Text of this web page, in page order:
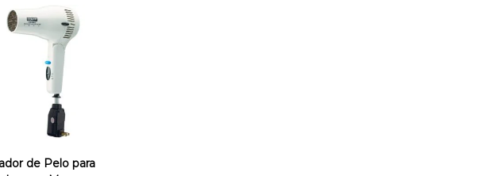
de Pelo para